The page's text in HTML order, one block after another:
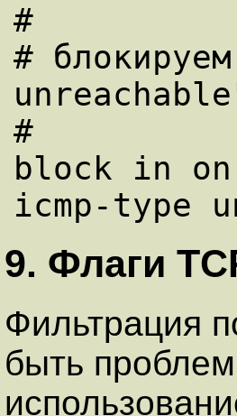
#
#
#
block in
9. Флаги
Фильтрация
быть